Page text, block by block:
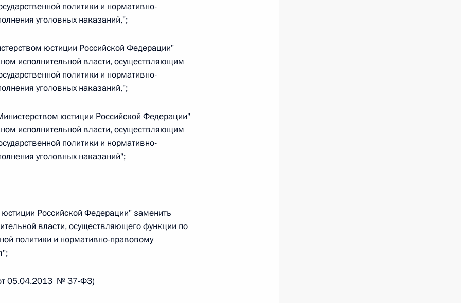
г. № 267-ФЗ
Федерации и статьи 31 и 151 Уголовно-
закона «Об актах гражданского состояния»
13 статьи 3 Федерального закона «О внесении
состояния“
политики и нормативно-
уголовных наказаний,";
юстиции Российской Федерации"
исполнительной власти, осуществляющим
политики и нормативно-
уголовных наказаний,";
юстиции Российской Федерации"
исполнительной власти, осуществляющим
политики и нормативно-
уголовных наказаний";
Российской Федерации" заменить
власти, осуществляющего функции по
политики и нормативно-правовому
от 05.04.2013 № 37-ФЗ)